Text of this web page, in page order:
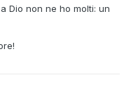
Dio non ne ho molti: un